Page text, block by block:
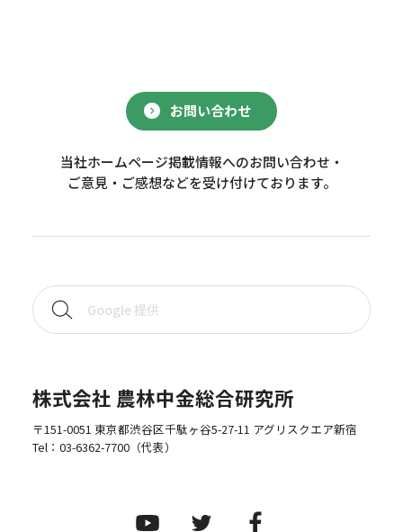
お問い合わせ
当社ホームページ掲載情報へのお問い合わせ・
ご意見・ご感想などを受け付けております。
株式会社 農林中金総合研究所
〒151-0051 東京都渋谷区千駄ヶ谷5-27-11 アグリスクエア新宿
Tel： 03-6362-7700（代表）